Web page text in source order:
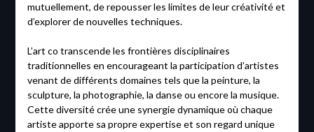
mutuellement, de repousser les limites de leur créativité et
d’explorer de nouvelles techniques.
L’art co transcende les frontières disciplinaires
traditionnelles en encourageant la participation d’artistes
venant de différents domaines tels que la peinture, la
sculpture, la photographie, la danse ou encore la musique.
Cette diversité crée une synergie dynamique où chaque
artiste apporte sa propre expertise et son regard unique